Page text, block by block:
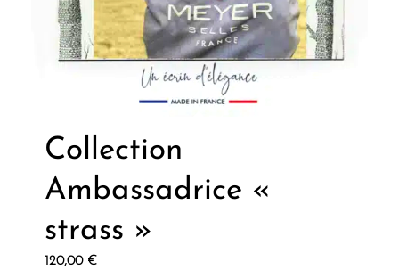
Collection
Ambassadrice «
strass »
120,00 €